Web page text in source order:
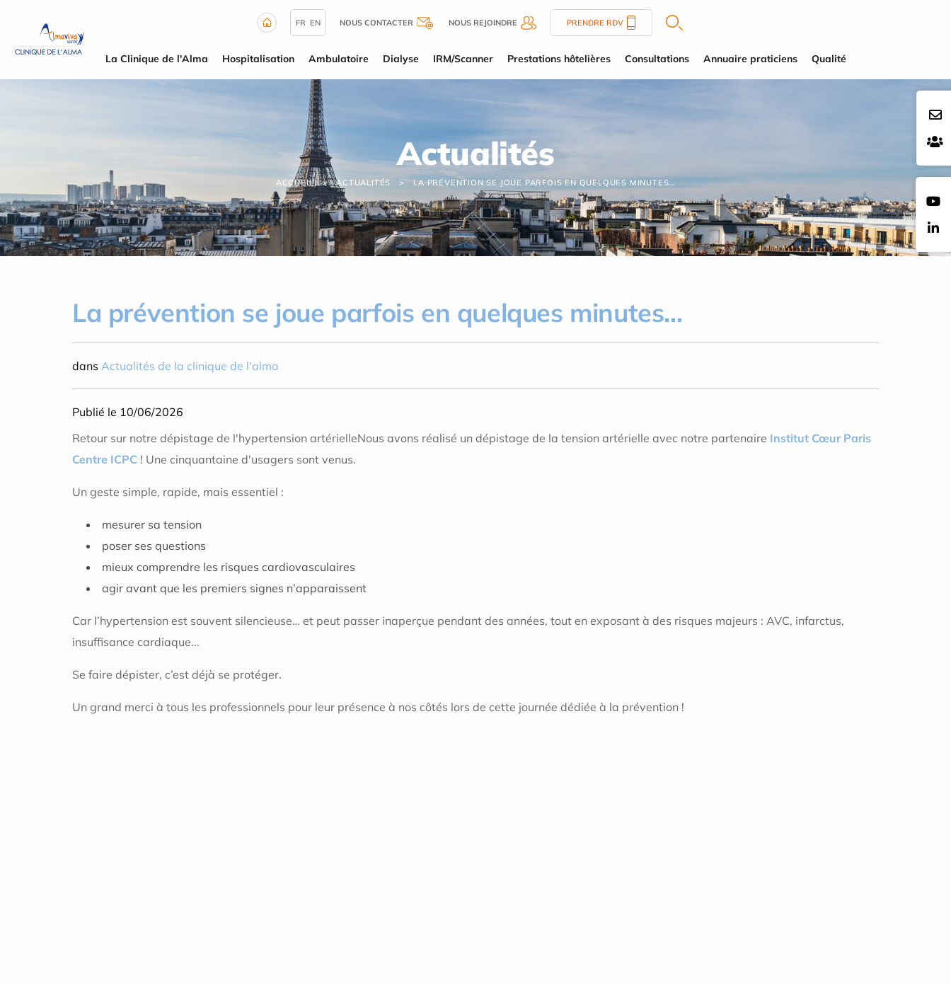
FR EN NOUS CONTACTER NOUS REJOINDRE PRENDRE RDV
La Clinique de l'Alma Hospitalisation Ambulatoire Dialyse IRM/Scanner Prestations hôtelières Consultations Annuaire praticiens Qualité
Actualités
ACCUEIL ACTUALITÉS LA PRÉVENTION SE JOUE PARFOIS EN QUELQUES MINUTES…
La prévention se joue parfois en quelques minutes…
dans Actualités de la clinique de l'alma
Publié le 10/06/2026
Retour sur notre dépistage de l'hypertension artérielleNous avons réalisé un dépistage de la tension artérielle avec notre partenaire Institut Cœur Paris
Centre ICPC ! Une cinquantaine d'usagers sont venus.
Un geste simple, rapide, mais essentiel :
mesurer sa tension
poser ses questions
mieux comprendre les risques cardiovasculaires
agir avant que les premiers signes n’apparaissent
Car l’hypertension est souvent silencieuse… et peut passer inaperçue pendant des années, tout en exposant à des risques majeurs : AVC, infarctus,
insuffisance cardiaque...
Se faire dépister, c’est déjà se protéger.
Un grand merci à tous les professionnels pour leur présence à nos côtés lors de cette journée dédiée à la prévention !